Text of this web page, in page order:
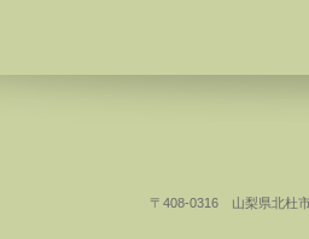
〒408-0316 山梨県北杜